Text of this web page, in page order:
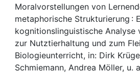
Moralvorstellungen von
metaphorische Strukturierung :
kognitionslinguistische Analyse
zur Nutztierhaltung und zum
Biologieunterricht, in: Dirk
Schmiemann, Andrea Möller, u.